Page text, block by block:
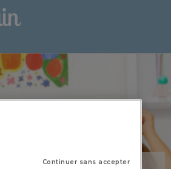
Continuer sans accepter